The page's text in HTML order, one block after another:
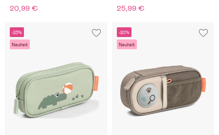
20,99 € 25,99 €
-23%
Neuheit
-20%
Neuheit